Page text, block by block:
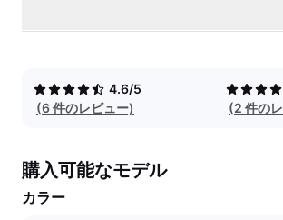
4.6/5
(6 件のレビュー)
(2 件の
購入可能なモデル
カラー